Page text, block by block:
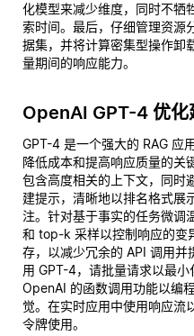
化模型来减少维度，同时不牺
索时间。最后，仔细管理资源
据集，并将计算密集型操作卸
量期间的响应能力。
OpenAI GPT-4 优化
GPT-4 是一个强大的 RAG 应
降低成本和提高响应质量的关
包含高度相关的上下文，同时
建提示，清晰地以排名格式展
注。针对基于事实的任务微
和 top-k 采样以控制响应的变
存，以减少冗余的 API 调用
用 GPT-4，请批量请求以最
OpenAI 的函数调用功能以编
觉。在实时应用中使用响应流
令牌使用。